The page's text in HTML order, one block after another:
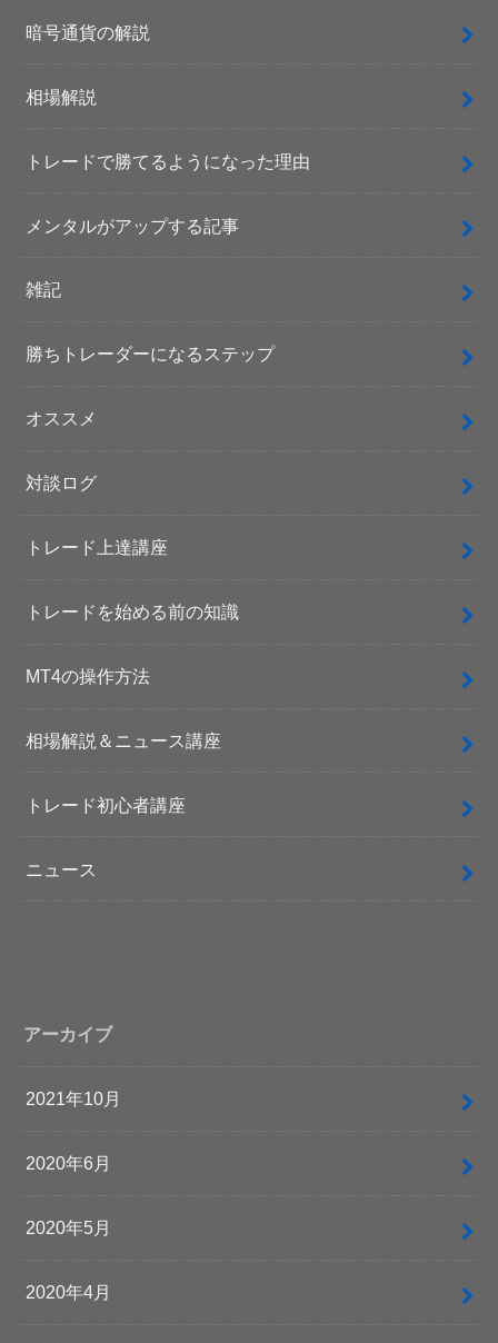
暗号通貨の解説
相場解説
トレードで勝てるようになった理由
メンタルがアップする記事
雑記
勝ちトレーダーになるステップ
オススメ
対談ログ
トレード上達講座
トレードを始める前の知識
MT4の操作方法
相場解説＆ニュース講座
トレード初心者講座
ニュース
アーカイブ
2021年10月
2020年6月
2020年5月
2020年4月